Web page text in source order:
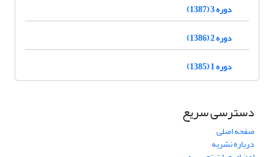
دوره 3 (1387)
دوره 2 (1386)
دوره 1 (1385)
دسترسی سریع
صفحه اصلی
درباره نشریه